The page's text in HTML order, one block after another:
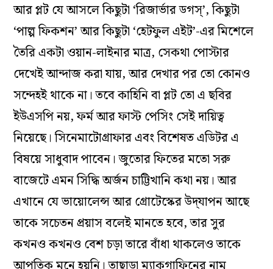
আর প্লট যে আসলে কিছুটা ‘রিজার্ভার ডগস্’, কিছুটা
‘পাল্প ফিকশন’ আর কিছুটা ‘হেটফুল এইট’-এর মিশেলে
তৈরি একটা ওয়ান-লাইনার মাত্র, সেকথা পোস্টার
দেখেই আন্দাজ করা যায়, আর দেখার পর তো কোনও
সন্দেহই থাকে না। তবে কাহিনি বা প্লট তো এ ছবির
ইউএসপি নয়, ফর্ম আর ফাস্ট পেসিং সেই দায়িত্ব
নিয়েছে। সিনেমাটোগ্রাফার এবং বিশেষত এডিটর এ
বিষয়ে সাধুবাদ পাবেন। জুতোর ফিতের মতো সরু
বাজেটে এমন সিদ্ধি অর্জন চাট্টিখানি কথা নয়। আর
এখানে যে ভায়োলেন্স আর গ্রোটেস্কের উদ্‌যাপন আছে
তাকে সচেতন প্রয়াস বলেই মানতে হবে, তার সুর
কখনও কখনও বেশ চড়া তারে বাঁধা থাকলেও তাকে